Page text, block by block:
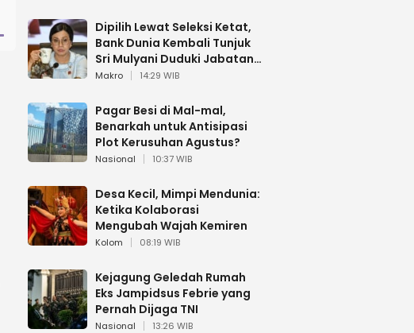
Dipilih Lewat Seleksi Ketat,
Bank Dunia Kembali Tunjuk
Sri Mulyani Duduki Jabatan
Strategis
Makro 14:29 WIB
Pagar Besi di Mal-mal,
Benarkah untuk Antisipasi
Plot Kerusuhan Agustus?
Nasional 10:37 WIB
Desa Kecil, Mimpi Mendunia:
Ketika Kolaborasi
Mengubah Wajah Kemiren
Kolom 08:19 WIB
Kejagung Geledah Rumah
Eks Jampidsus Febrie yang
Pernah Dijaga TNI
Nasional 13:26 WIB